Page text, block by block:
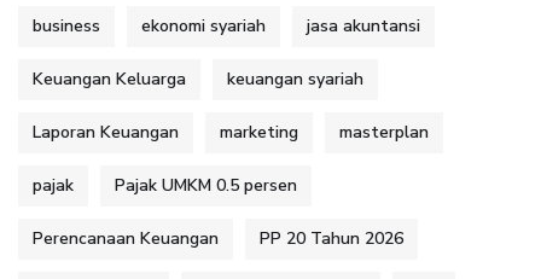
business ekonomi syariah jasa akuntansi
Keuangan Keluarga keuangan syariah
Laporan Keuangan marketing masterplan
pajak Pajak UMKM 0.5 persen
Perencanaan Keuangan PP 20 Tahun 2026